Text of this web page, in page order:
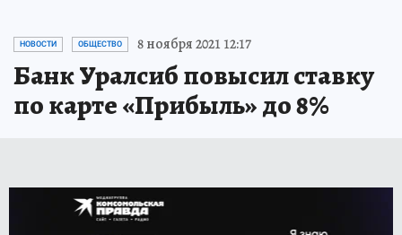
НОВОСТИ ОБЩЕСТВО 8 ноября 2021 12:17
Банк Уралсиб повысил ставку
по карте «Прибыль» до 8%